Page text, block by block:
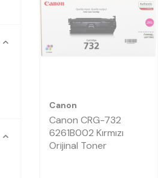
Canon
Canon CRG-732
6261B002 Kırmızı
Orijinal Toner